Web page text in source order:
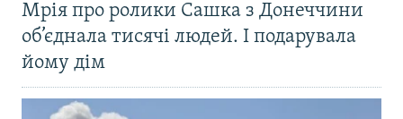
Мрія про ролики Сашка з Донеччини
об’єднала тисячі людей. І подарувала
йому дім